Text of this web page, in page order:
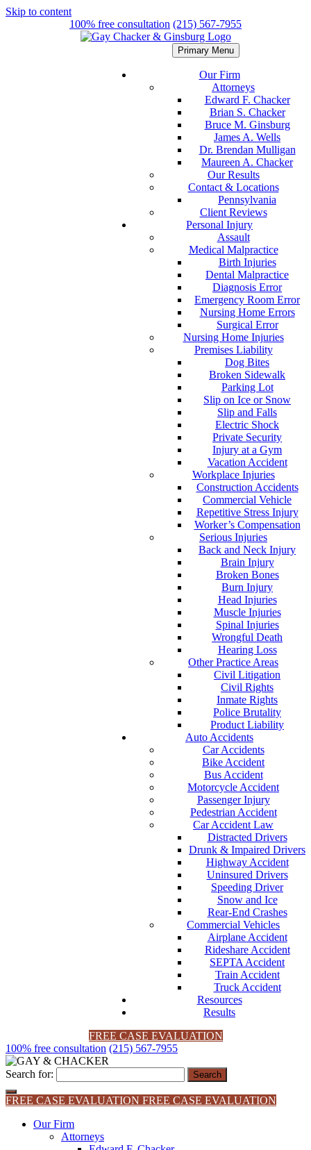
Skip to content
100% free consultation (215) 567-7955
Primary Menu
Our Firm
Attorneys
Edward F. Chacker
Brian S. Chacker
Bruce M. Ginsburg
James A. Wells
Dr. Brendan Mulligan
Maureen A. Chacker
Our Results
Contact & Locations
Pennsylvania
Client Reviews
Personal Injury
Assault
Medical Malpractice
Birth Injuries
Dental Malpractice
Diagnosis Error
Emergency Room Error
Nursing Home Errors
Surgical Error
Nursing Home Injuries
Premises Liability
Dog Bites
Broken Sidewalk
Parking Lot
Slip on Ice or Snow
Slip and Falls
Electric Shock
Private Security
Injury at a Gym
Vacation Accident
Workplace Injuries
Construction Accidents
Commercial Vehicle
Repetitive Stress Injury
Worker’s Compensation
Serious Injuries
Back and Neck Injury
Brain Injury
Broken Bones
Burn Injury
Head Injuries
Muscle Injuries
Spinal Injuries
Wrongful Death
Hearing Loss
Other Practice Areas
Civil Litigation
Civil Rights
Inmate Rights
Police Brutality
Product Liability
Auto Accidents
Car Accidents
Bike Accident
Bus Accident
Motorcycle Accident
Passenger Injury
Pedestrian Accident
Car Accident Law
Distracted Drivers
Drunk & Impaired Drivers
Highway Accident
Uninsured Drivers
Speeding Driver
Snow and Ice
Rear-End Crashes
Commercial Vehicles
Airplane Accident
Rideshare Accident
SEPTA Accident
Train Accident
Truck Accident
Resources
Results
FREE CASE EVALUATION
100% free consultation (215) 567-7955
Search for:
FREE CASE EVALUATION FREE CASE EVALUATION
Our Firm
Attorneys